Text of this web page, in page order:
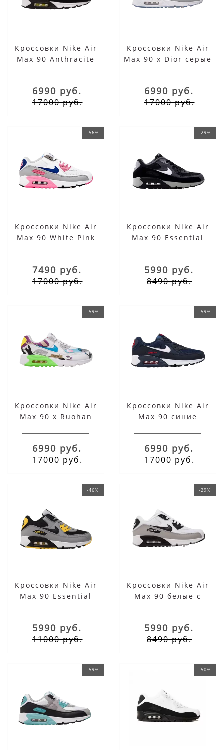
Кроссовки Nike Air
Max 90 Anthracite
6990 руб.
17000 руб.
Кроссовки Nike Air
Max 90 x Dior серые
6990 руб.
17000 руб.
-56%
Кроссовки Nike Air
Max 90 White Pink
7490 руб.
17000 руб.
-29%
Кроссовки Nike Air
Max 90 Essential
5990 руб.
8490 руб.
-59%
Кроссовки Nike Air
Max 90 x Ruohan
6990 руб.
17000 руб.
-59%
Кроссовки Nike Air
Max 90 синие
6990 руб.
17000 руб.
-46%
Кроссовки Nike Air
Max 90 Essential
5990 руб.
11000 руб.
-29%
Кроссовки Nike Air
Max 90 белые с
5990 руб.
8490 руб.
-59% -50%